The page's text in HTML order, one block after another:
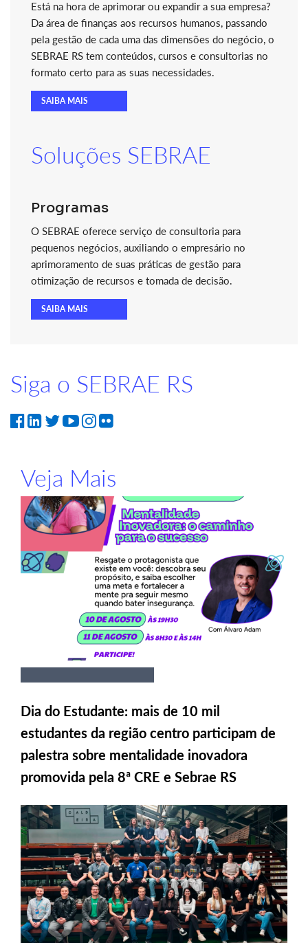
Está na hora de aprimorar ou expandir a sua empresa?
Da área de finanças aos recursos humanos, passando
pela gestão de cada uma das dimensões do negócio, o
SEBRAE RS tem conteúdos, cursos e consultorias no
formato certo para as suas necessidades.
SAIBA MAIS
Soluções SEBRAE
Programas
O SEBRAE oferece serviço de consultoria para
pequenos negócios, auxiliando o empresário no
aprimoramento de suas práticas de gestão para
otimização de recursos e tomada de decisão.
SAIBA MAIS
Siga o SEBRAE RS
Veja Mais
Dia do Estudante: mais de 10 mil
estudantes da região centro participam de
palestra sobre mentalidade inovadora
promovida pela 8ª CRE e Sebrae RS